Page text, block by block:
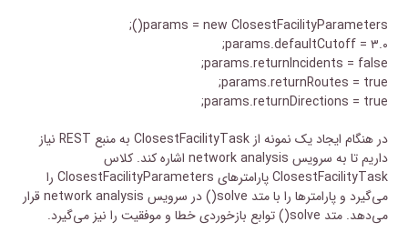
params = new ClosestFacilityParameters();
params.defaultCutoff = ۳.۰;
params.returnIncidents = false;
params.returnRoutes = true;
params.returnDirections = true;
در هنگام ایجاد یک نمونه از ClosestFacilityTask به منبع REST نیاز
داریم تا به سرویس network analysis اشاره کند. کلاس
ClosestFacilityTask پارامترهای ClosestFacilityParameters را
می‌گیرد و پارامترها را با متد solve() در سرویس network analysis قرار
می‌دهد. متد solve() توابع بازخوردی خطا و موفقیت را نیز می‌گیرد.